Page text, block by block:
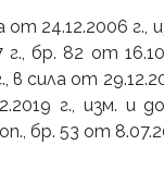
24.12.2006 г.,
г., бр. 82 от
в сила от
г., изм. и
бр. 53 от